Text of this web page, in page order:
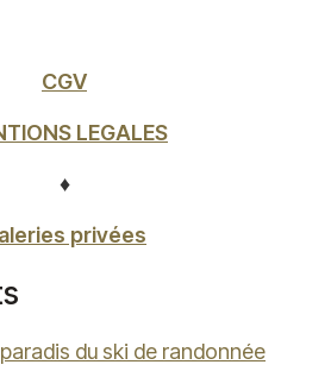
CGV
LEGALES
♦
privées
du ski de randonnée